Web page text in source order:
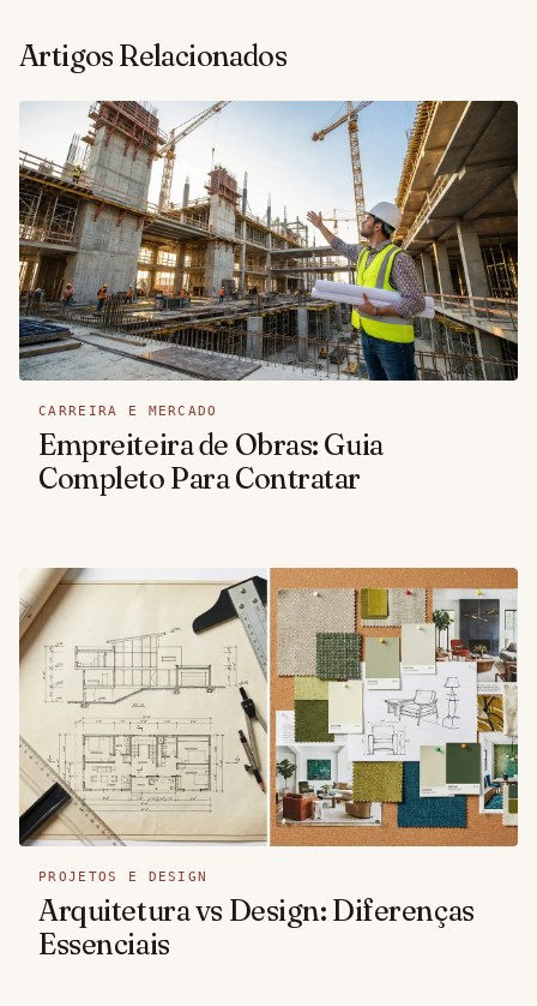
Artigos Relacionados
CARREIRA E MERCADO
Empreiteira de Obras: Guia
Completo Para Contratar
PROJETOS E DESIGN
Arquitetura vs Design: Diferenças
Essenciais